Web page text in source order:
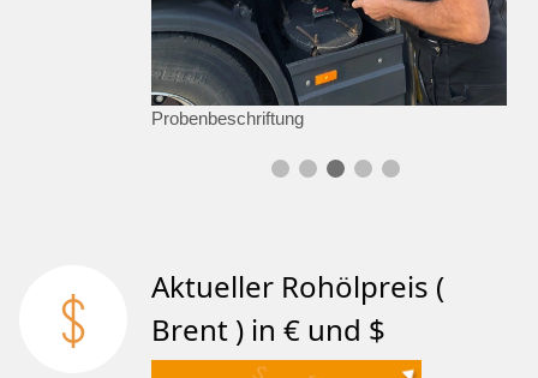
Probenbeschriftung
Aktueller Rohölpreis (
Brent ) in € und $